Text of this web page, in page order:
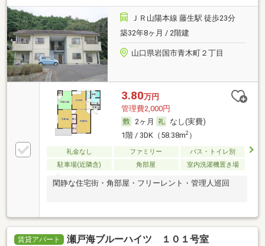
ＪＲ山陽本線 藤生駅 徒歩23分
築32年8ヶ月 / 2階建
山口県岩国市青木町２丁目
3.80万円
管理費2,000円
2ヶ月
なし(実費)
1階 / 3DK（58.38m2）
礼金なし ファミリー
バス・トイレ別
駐車場(近隣含)
角部屋 室内洗濯機置き場
閑静な住宅街・角部屋・フリーレント・管理人巡回
賃貸アパート 瀬戸海ブルーハイツ １０１号室